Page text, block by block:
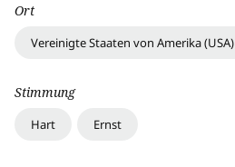
Ort
Vereinigte Staaten von Amerika (USA)
Stimmung
Hart Ernst